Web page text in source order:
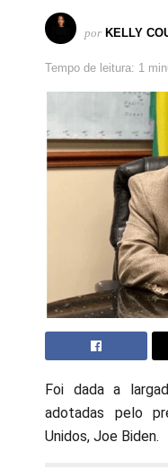
por KELLY
Tempo de leitura: 1
Foi dada a
adotadas pelo
Unidos, Joe Biden.